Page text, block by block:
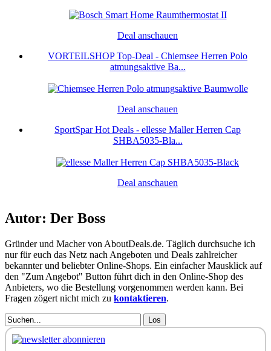
Deal anschauen
VORTEILSHOP Top-Deal - Chiemsee Herren Polo
atmungsaktive Ba...
Deal anschauen
SportSpar Hot Deals - ellesse Maller Herren Cap
SHBA5035-Bla...
Deal anschauen
Autor: Der Boss
Gründer und Macher von AboutDeals.de. Täglich durchsuche ich
nur für euch das Netz nach Angeboten und Deals zahlreicher
bekannter und beliebter Online-Shops. Ein einfacher Mausklick auf
den "Zum Angebot" Button führt dich in den Online-Shop des
Anbieters, wo die Bestellung vorgenommen werden kann. Bei
Fragen zögert nicht mich zu kontaktieren.
Los